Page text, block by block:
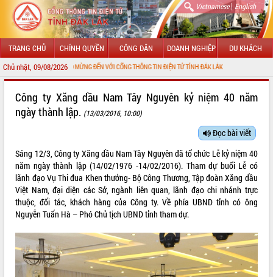
Vietnamese| English
TRANG CHỦ CHÍNH QUYỀN CÔNG DÂN DOANH NGHIỆP DU KHÁCH
Chủ nhật, 09/08/2026
CHÀO MỪNG ĐẾN VỚI CỔNG THÔNG TIN ĐIỆN TỬ TỈNH ĐẮK LẮK
LÃNH ĐẠO UBND TỈNH
SỞ, BAN, NGÀNH
UBND CÁC XÃ, PHƯỜNG
THÔNG TIN CHỈ ĐẠO ĐIỀU HÀNH
HỆ THỐNG VĂN BẢN
VĂN BẢN HĐND TỈNH
Công ty Xăng dầu Nam Tây Nguyên kỷ niệm 40 năm
ngày thành lập. (13/03/2016, 10:00)
Đọc bài viết
Sáng 12/3, Công ty Xăng dầu Nam Tây Nguyên đã tổ chức Lễ kỷ niệm 40
năm ngày thành lập (14/02/1976 -14/02/2016). Tham dự buổi Lễ có
lãnh đạo Vụ Thi đua Khen thưởng- Bộ Công Thương, Tập đoàn Xăng dầu
Việt Nam, đại diện các Sở, ngành liên quan, lãnh đạo chi nhánh trực
thuộc, đối tác, khách hàng của Công ty. Về phía UBND tỉnh có ông
Nguyễn Tuấn Hà – Phó Chủ tịch UBND tỉnh tham dự.